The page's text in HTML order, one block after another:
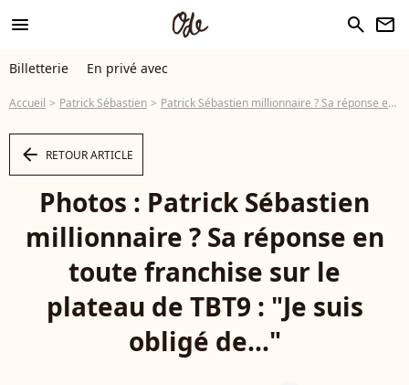
menu search newsletter
Billetterie En privé avec
Accueil Patrick Sébastien Patrick Sébastien millionnaire ? Sa réponse en toute franchise sur le plateau de TBT9 : "Je suis obligé de..."
arrow_left RETOUR ARTICLE
Photos : Patrick Sébastien
millionnaire ? Sa réponse en
toute franchise sur le
plateau de TBT9 : "Je suis
obligé de..."